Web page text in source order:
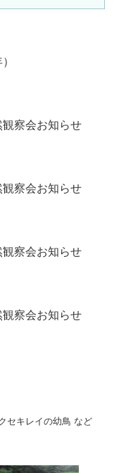
察会お知らせ
察会お知らせ
察会お知らせ
察会お知らせ
セキレイの幼鳥 など